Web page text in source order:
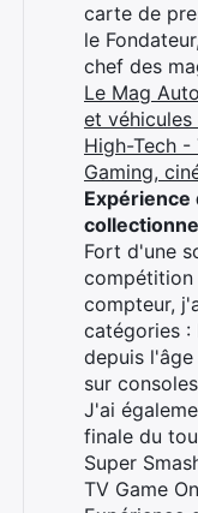
carte de
le
chef des
Le Mag
et
High-Tech -
Gaming,
Expérience
Fort d'une
compétition
compteur,
catégories :
depuis
sur
J'ai
finale du
Super
TV Game